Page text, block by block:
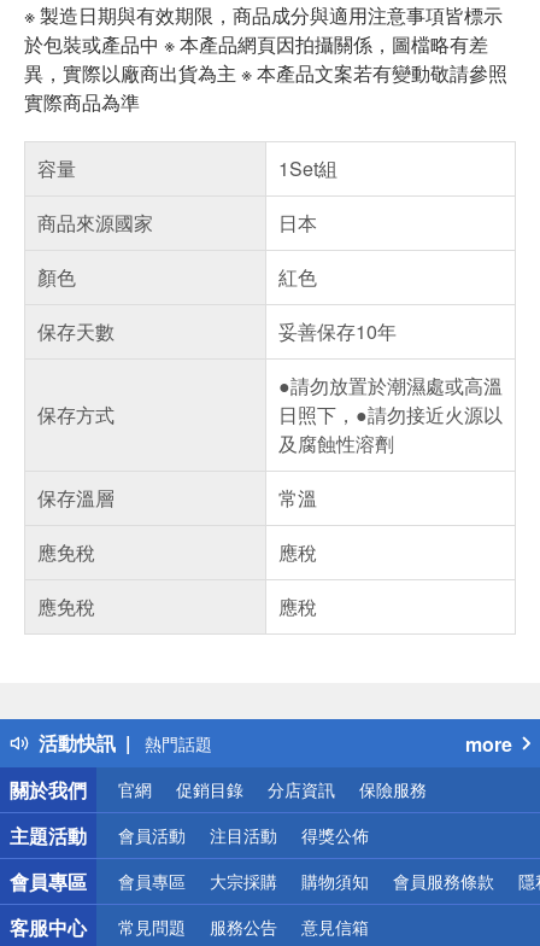
※ 製造日期與有效期限，商品成分與適用注意事項皆標示
於包裝或產品中 ※ 本產品網頁因拍攝關係，圖檔略有差
異，實際以廠商出貨為主 ※ 本產品文案若有變動敬請參照
實際商品為準
容量
1Set組
商品來源國家
日本
顏色
紅色
保存天數
妥善保存10年
保存方式
●請勿放置於潮濕處或高溫
日照下，●請勿接近火源以
及腐蝕性溶劑
保存溫層
常溫
應免稅
應稅
應免稅
應稅
活動快訊
得獎公告
熱門話題
銀行優惠
偏遠地區配送
詐騙網頁！請小心！
more
關於我們
官網 促銷目錄 分店資訊 保險服務
主題活動 會員活動 注目活動 得獎公佈
會員專區 會員專區 大宗採購 購物須知 會員服務條款 隱
客服中心 常見問題 服務公告 意見信箱